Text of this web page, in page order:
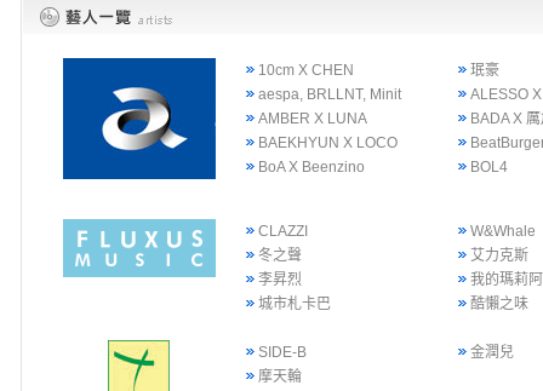
10cm X CHEN
珉豪
aespa, BRLLNT, Minit
ALESSO
AMBER X LUNA
BADA X
BAEKHYUN X LOCO
BoA X Beenzino
BOL4
CLAZZI
W&Whale
冬之聲
艾力克斯
李昇烈
我的瑪莉
城市札卡巴
酷懶之味
SIDE-B
金潤兒
摩天輪